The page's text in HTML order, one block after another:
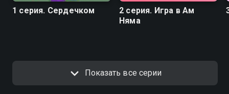
1 серия. Сердечком
2 серия. Игра в Ам
Няма
Показать все серии